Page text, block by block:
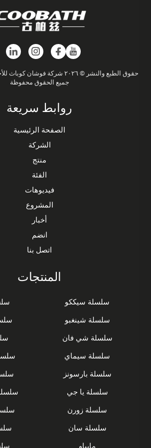
حقوق الطبع والنشر © ٢٠٢٦ شركة فوشان كوباث للأجهزة الصحية المحدودة
جميع الحقوق محفوظة
روابط سريعة
الصفحة الرئيسية
الشركة
منتج
الفئة
فيديوهات
المشروع
أخبار
انضم
اتصل بنا
المنتجات
سلسلة سيككو
سلسلة شينغبو
سلسلة شي فان
سلسلة سيماي
سلسلة بارسونز
سلسلة يا جي
سلسلة زورن
سلسلة سان